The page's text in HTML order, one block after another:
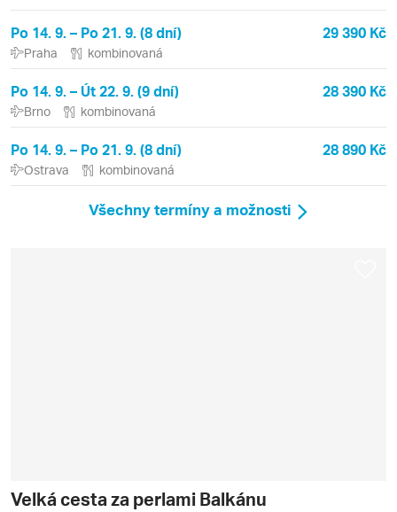
Po 14. 9. – Po 21. 9. (8 dní) 29 390 Kč
Praha kombinovaná
Po 14. 9. – Út 22. 9. (9 dní) 28 390 Kč
Brno kombinovaná
Po 14. 9. – Po 21. 9. (8 dní) 28 890 Kč
Ostrava kombinovaná
Všechny termíny a možnosti
Velká cesta za perlami Balkánu